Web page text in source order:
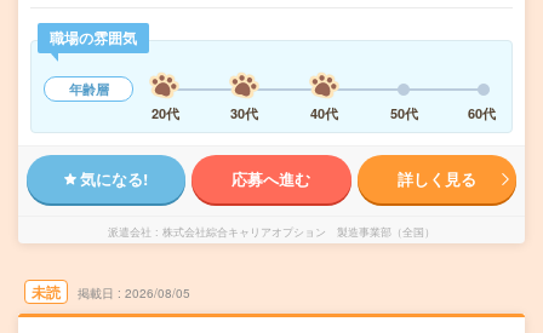
職場の雰囲気
年齢層
20代
30代 40代 50代 60代
気になる! 応募へ進む 詳しく見る
派遣会社 株式会社綜合キャリアオプション 製造事業部（全国）
未読 掲載日 2026/08/05